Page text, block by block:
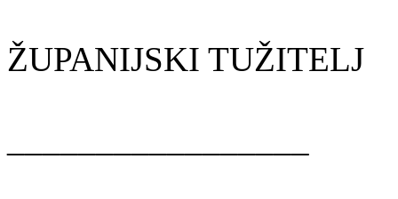
ŽUPANIJSKI TUŽITELJ